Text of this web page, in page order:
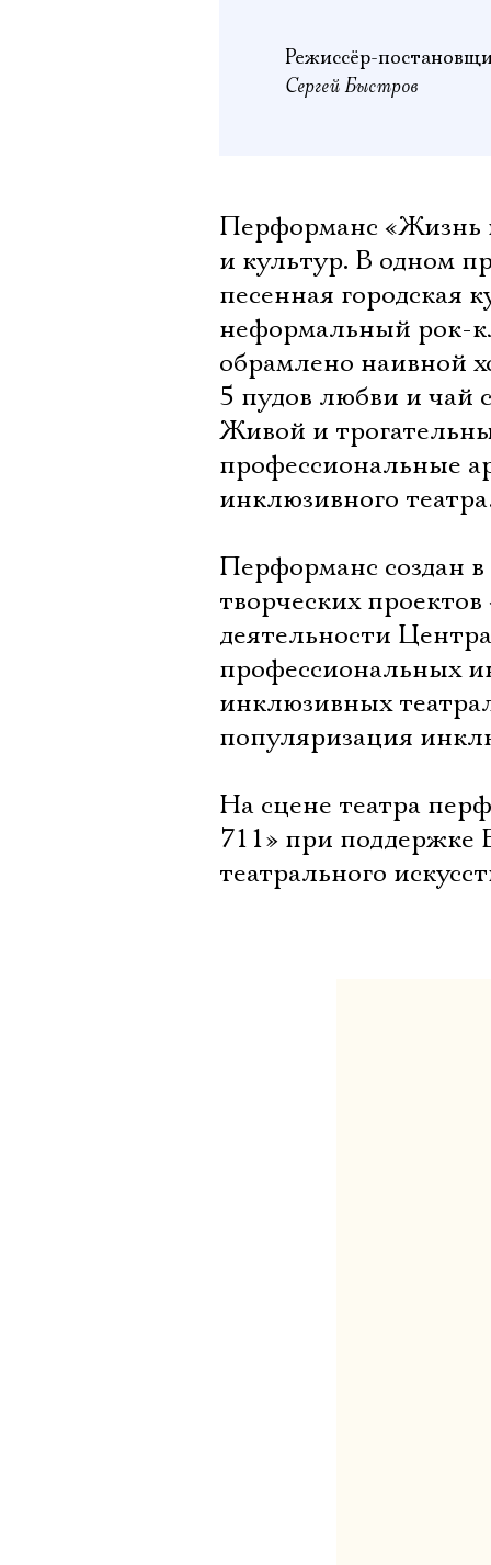
Режиссёр-
Сергей Быстров
Перформанс «Жизнь
и культур. В одном
песенная городская
неформальный рок-
обрамлено наивной
5 пудов любви и чай
Живой и
профессиональные
инклюзивного
Перформанс создан
творческих
деятельности
профессиональных
инклюзивных
популяризация
На сцене театра
711» при поддержке
театрального